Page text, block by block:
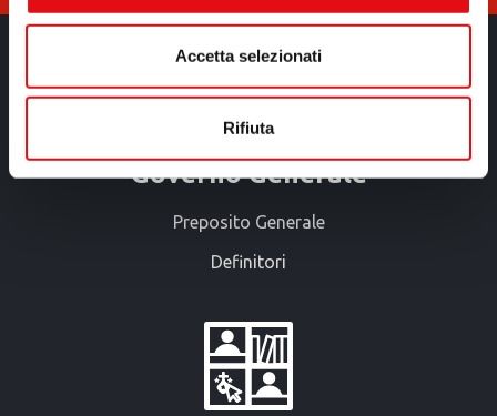
Accetta selezionati
Rifiuta
Governo Generale
Preposito Generale
Definitori